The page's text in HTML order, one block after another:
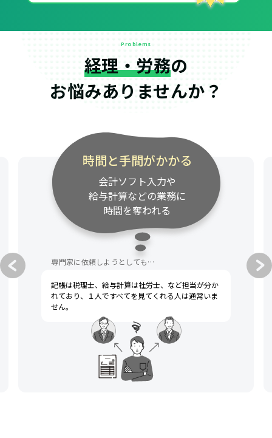
Problems
経理・労務の
お悩みありませんか？
時間と手間がかかる
会計ソフト入力や
給与計算などの業務に
時間を奪われる
専門家に依頼しようとしても…
記帳は税理士、給与計算は社労士、など担当が分か
れており、１人ですべてを見てくれる人は通常いま
せん。